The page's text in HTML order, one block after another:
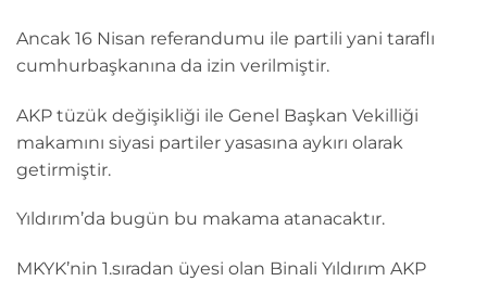
Ancak 16 Nisan referandumu ile partili yani taraflı
cumhurbaşkanına da izin verilmiştir.
AKP tüzük değişikliği ile Genel Başkan Vekilliği
makamını siyasi partiler yasasına aykırı olarak
getirmiştir.
Yıldırım’da bugün bu makama atanacaktır.
MKYK’nin 1.sıradan üyesi olan Binali Yıldırım AKP